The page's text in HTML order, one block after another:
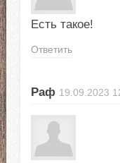
Есть такое!
Ответить
Раф 19.09.2023